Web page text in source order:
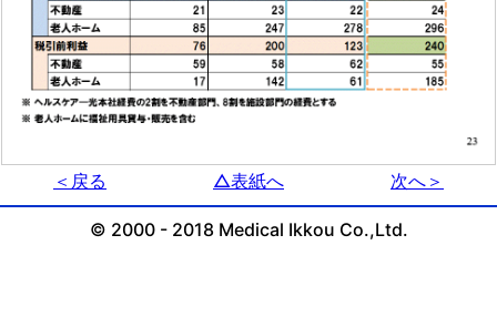
＜戻る △表紙へ 次へ＞
© 2000 - 2018 Medical Ikkou Co.,Ltd.